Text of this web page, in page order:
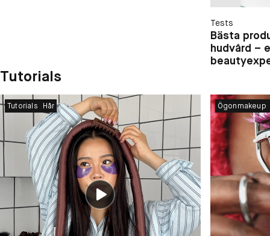
Tests
Bästa
hudvård –
Tutorials
Tutorials Hår Ögonmakeup